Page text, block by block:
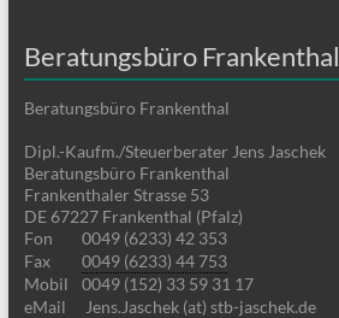
Beratungsbüro Frankenthal
Beratungsbüro Frankenthal
Dipl.-Kaufm./Steuerberater Jens Jaschek
Beratungsbüro Frankenthal
Frankenthaler Strasse 53
DE 67227 Frankenthal (Pfalz)
Fon
0049 (6233) 42 353
Fax
0049 (6233) 44 753
Mobil
0049 (152) 33 59 31 17
eMail
Jens.Jaschek (at) stb-jaschek.de